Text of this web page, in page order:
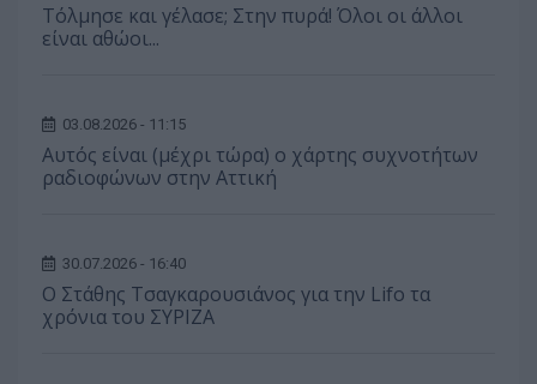
Τόλμησε και γέλασε; Στην πυρά! Όλοι οι άλλοι
είναι αθώοι...
03.08.2026 - 11:15
Αυτός είναι (μέχρι τώρα) ο χάρτης συχνοτήτων
ραδιοφώνων στην Αττική
30.07.2026 - 16:40
Ο Στάθης Τσαγκαρουσιάνος για την Lifo τα
χρόνια του ΣΥΡΙΖΑ